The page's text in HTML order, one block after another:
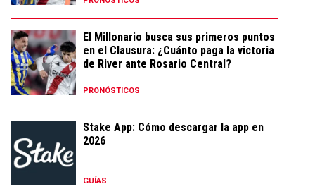
El Millonario busca sus primeros puntos
en el Clausura: ¿Cuánto paga la victoria
de River ante Rosario Central?
PRONÓSTICOS
Stake App: Cómo descargar la app en
2026
GUÍAS